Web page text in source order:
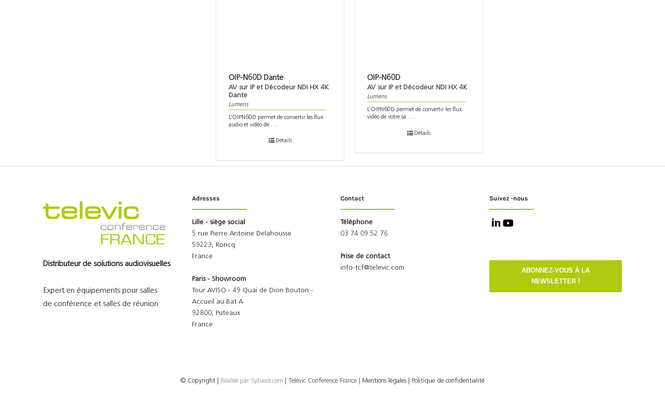
OIP-N60D Dante
AV sur IP et Décodeur NDI HX 4K
Dante
Lumens
L’OIPN60D permet de convertir les flux
audio et vidéo de . . .
Détails
OIP-N60D
AV sur IP et Décodeur NDI HX 4K
Lumens
L’OIPN60D permet de convertir les flux
vidéo de votre sa . . .
Détails
Distributeur de solutions audiovisuelles
Expert en équipements pour salles
de conférence et salles de réunion
Adresses
Lille - siège social
5 rue Pierre Antoine Delahousse
59223, Roncq
France
Paris - Showroom
Tour AVISO - 49 Quai de Dion Bouton -
Accueil au Bat A
92800, Puteaux
France
Contact
Téléphone
03 74 09 52 76
Prise de contact
info-tcf@televic.com
Suivez -nous
ABONNEZ-VOUS À LA
NEWSLETTER !
© Copyright Réalisé par Sybaxis.com | Televic Conference France | Mentions légales | Politique de confidentialité